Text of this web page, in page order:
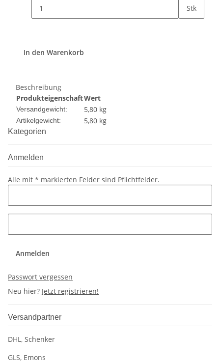
Stk
In den Warenkorb
Beschreibung
ProdukteigenschaftWert
Versandgewicht: 5,80 kg
Artikelgewicht: 5,80 kg
Kategorien
Anmelden
Alle mit * markierten Felder sind Pflichtfelder.
Anmelden
Passwort vergessen
Neu hier? Jetzt registrieren!
Versandpartner
DHL, Schenker
GLS, Emons